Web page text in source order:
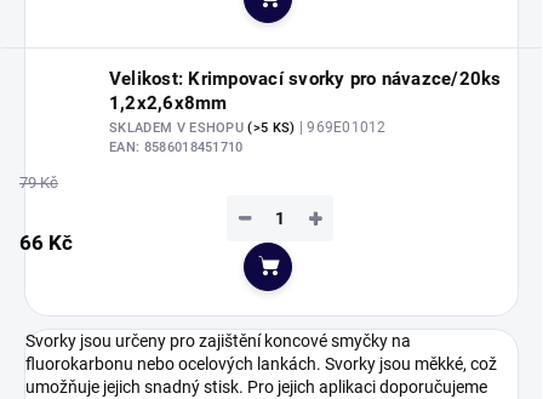
Do košíku
Velikost: Krimpovací svorky pro návazce/20ks
1,2x2,6x8mm
SKLADEM V ESHOPU(>5 KS) | 969E01012
EAN: 8586018451710
79 Kč
66 Kč
+
−
Do košíku
Svorky jsou určeny pro zajištění koncové smyčky na
fluorokarbonu nebo ocelových lankách. Svorky jsou měkké, což
umožňuje jejich snadný stisk. Pro jejich aplikaci doporučujeme